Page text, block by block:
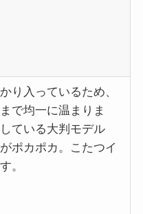
り入っているため、
で均一に温まりま
ている大判モデル
ポカポカ。こたつイ
。